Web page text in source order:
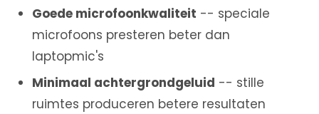
Goede microfoonkwaliteit -- speciale
microfoons presteren beter dan
laptopmic's
Minimaal achtergrondgeluid -- stille
ruimtes produceren betere resultaten